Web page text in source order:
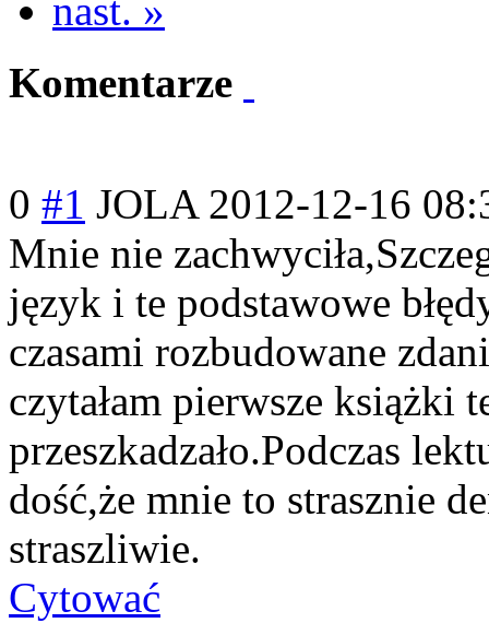
nast. »
Komentarze
0 #1 JOLA 2012-12-16
Mnie nie zachwyciła,Szcz
język i te podstawowe
czasami rozbudowane
czytałam pierwsze książki
przeszkadzało.Podczas
dość,że mnie to strasznie
straszliwie.
Cytować